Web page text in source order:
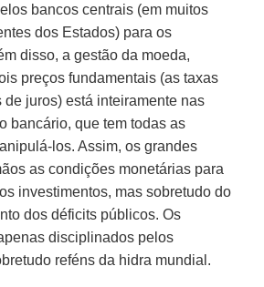
bancos centrais (em muitos
dos Estados) para os
disso, a gestão da moeda,
preços fundamentais (as taxas
de juros) está inteiramente nas
bancário, que tem todas as
los. Assim, os grandes
as condições monetárias para
investimentos, mas sobretudo do
dos déficits públicos. Os
disciplinados pelos
reféns da hidra mundial.